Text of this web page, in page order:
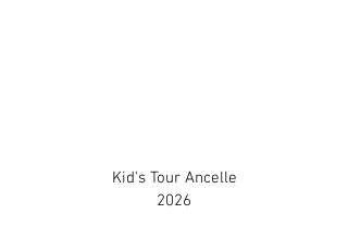
Kid's Tour Ancelle
2026